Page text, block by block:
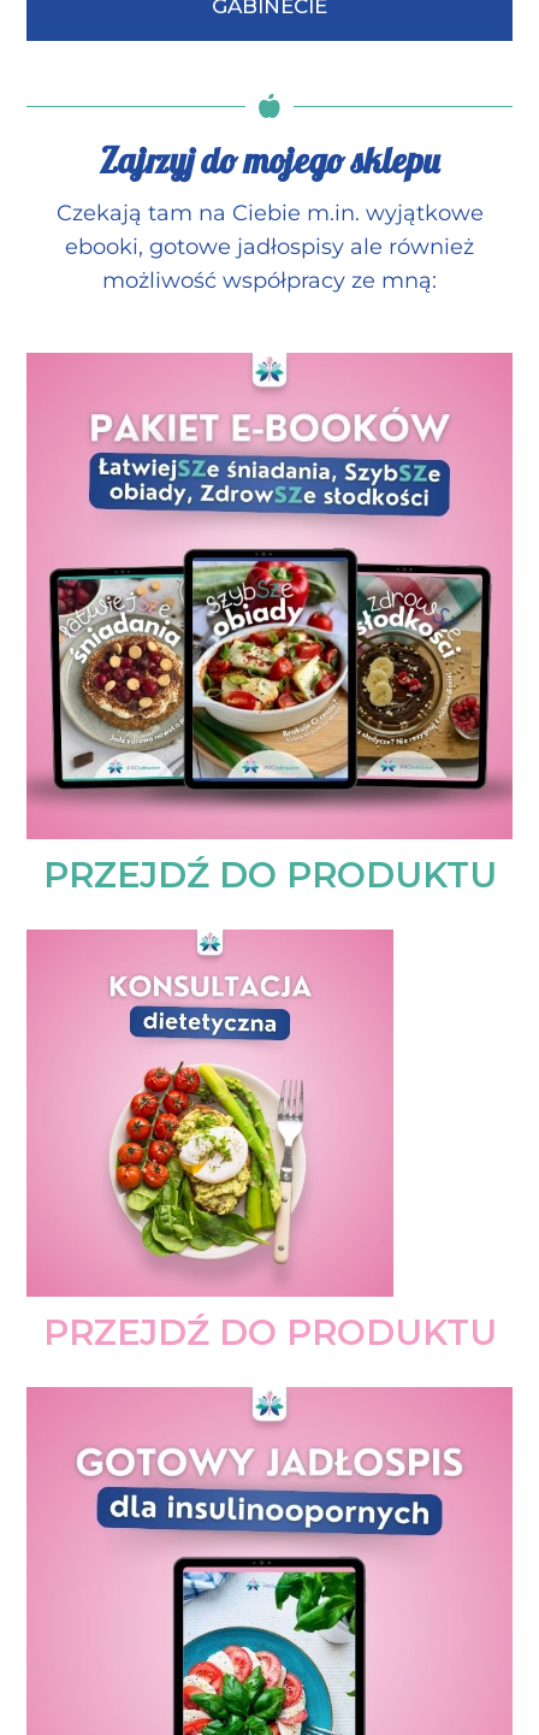
GABINECIE
Zajrzyj do mojego sklepu
Czekają tam na Ciebie m.in. wyjątkowe
ebooki, gotowe jadłospisy ale również
możliwość współpracy ze mną:
PRZEJDŹ DO PRODUKTU
PRZEJDŹ DO PRODUKTU